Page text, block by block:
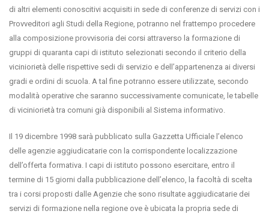
di altri elementi conoscitivi acquisiti in sede di conferenze di servizi con i
Provveditori agli Studi della Regione, potranno nel frattempo procedere
alla composizione provvisoria dei corsi attraverso la formazione di
gruppi di quaranta capi di istituto selezionati secondo il criterio della
viciniorietà delle rispettive sedi di servizio e dell’appartenenza ai diversi
gradi e ordini di scuola. A tal fine potranno essere utilizzate, secondo
modalità operative che saranno successivamente comunicate, le tabelle
di viciniorietà tra comuni già disponibili al Sistema informativo.
Il 19 dicembre 1998 sarà pubblicato sulla Gazzetta Ufficiale l’elenco
delle agenzie aggiudicatarie con la corrispondente localizzazione
dell’offerta formativa. I capi di istituto possono esercitare, entro il
termine di 15 giorni dalla pubblicazione dell’elenco, la facoltà di scelta
tra i corsi proposti dalle Agenzie che sono risultate aggiudicatarie dei
servizi di formazione nella regione ove è ubicata la propria sede di